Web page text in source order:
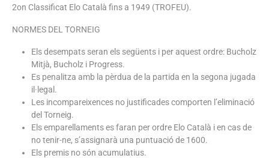
2on Classificat Elo Català fins a 1949 (TROFEU).
NORMES DEL TORNEIG
Els desempats seran els següents i per aquest ordre: Bucholz
Mitjà, Bucholz i Progress.
Es penalitza amb la pèrdua de la partida en la segona jugada
il·legal.
Les incompareixences no justificades comporten l’eliminació
del Torneig.
Els emparellaments es faran per ordre Elo Català i en cas de
no tenir-ne, s’assignarà una puntuació de 1600.
Els premis no són acumulatius.